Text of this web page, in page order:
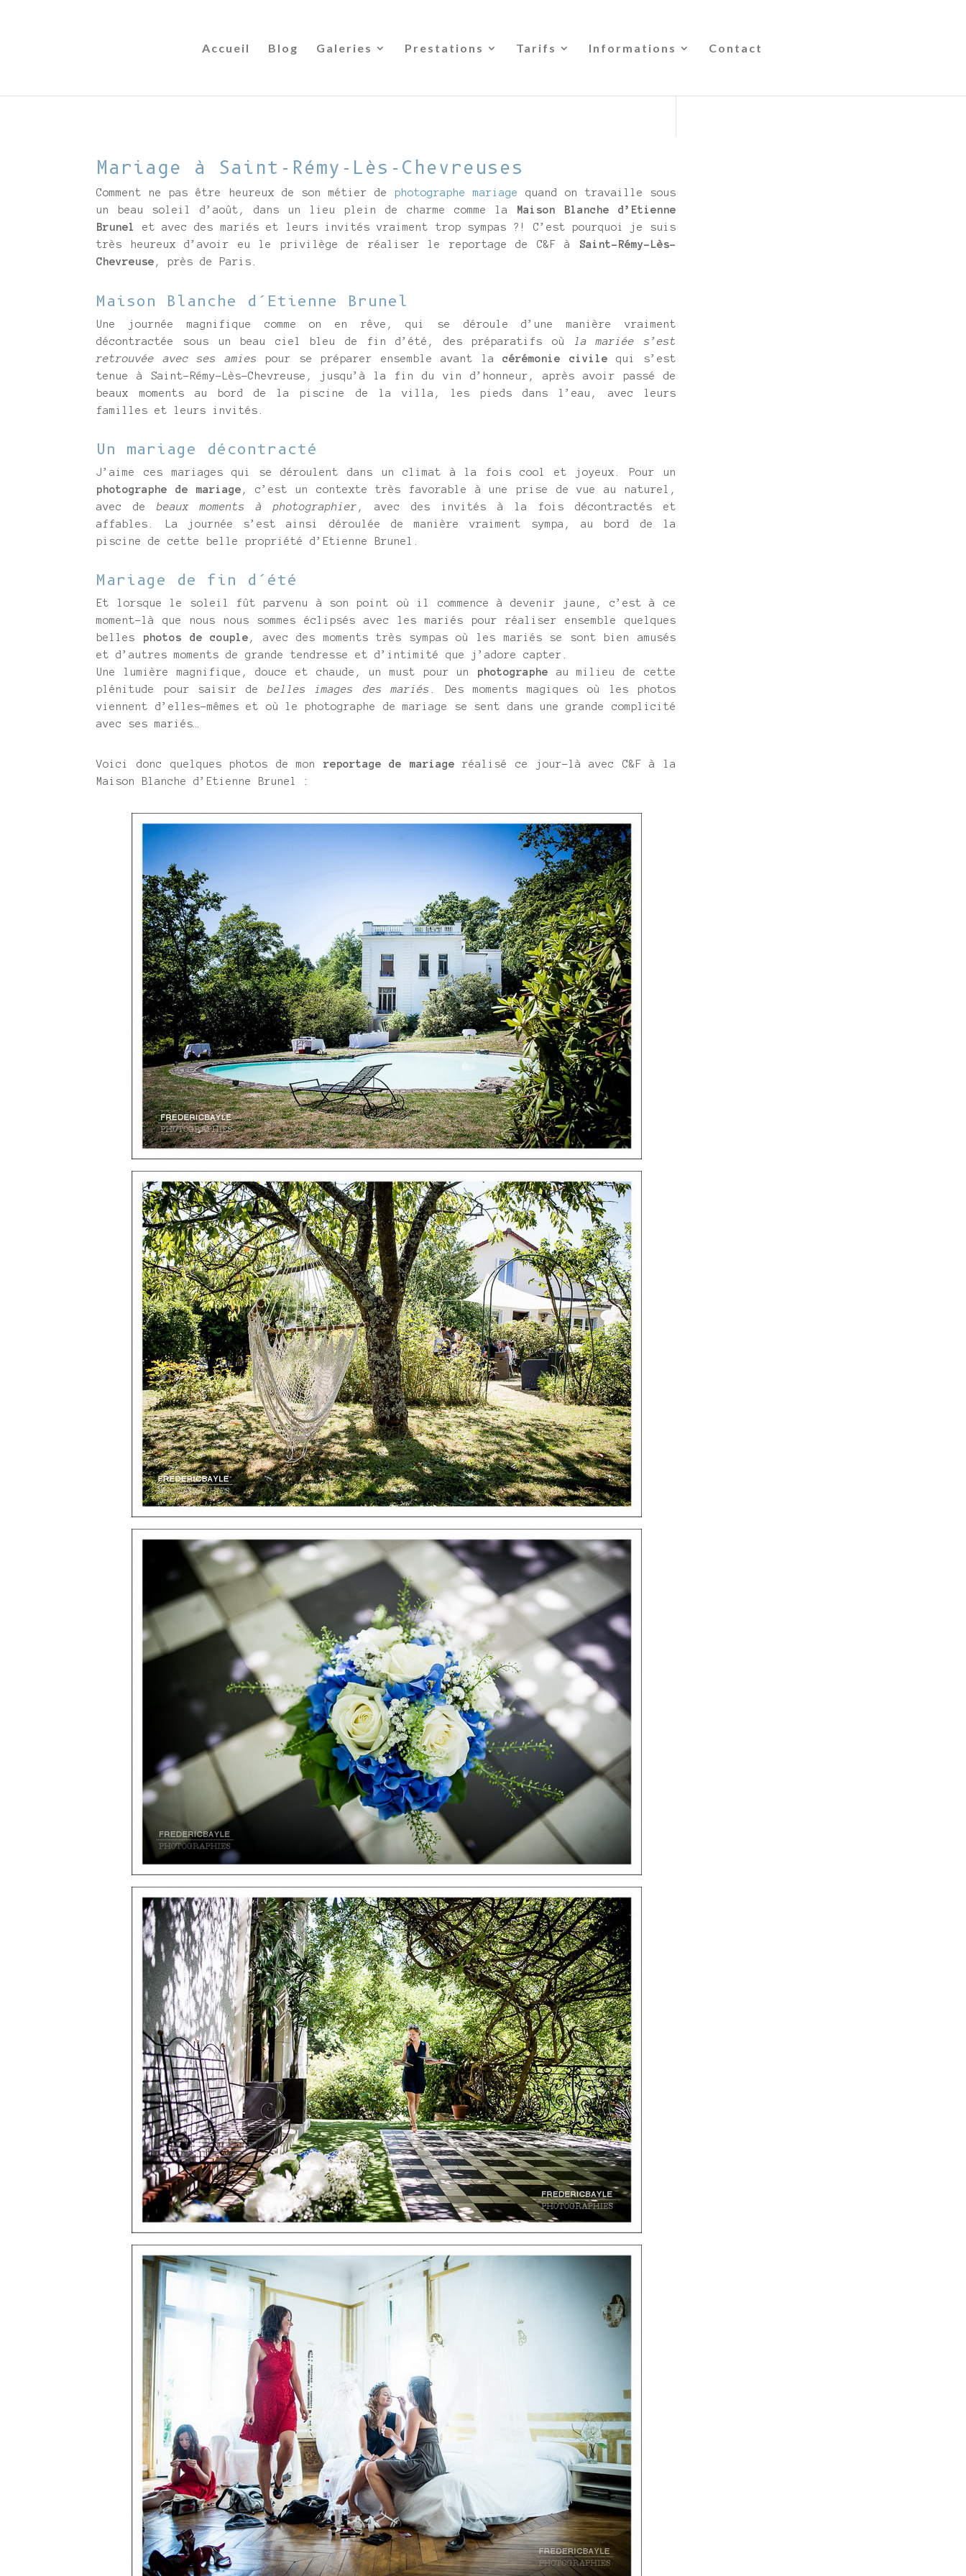
Accueil Blog Galeries Prestations Tarifs Informations Contact
Mariage à Saint-Rémy-Lès-Chevreuses
Comment ne pas être heureux de son métier de photographe mariage
quand on travaille sous
un beau soleil d’août, dans un lieu plein de charme comme la
Maison Blanche d’Etienne
Brunel
et avec des mariés et leurs invités vraiment trop sympas ?! C’est pourquoi je suis
très heureux d’avoir eu le privilège de réaliser le reportage de C&F à Saint-Rémy-Lès-
Chevreuse , près de Paris.
Maison Blanche d’Etienne Brunel
Une journée magnifique comme on en rêve, qui se déroule d’une manière vraiment
décontractée sous un beau ciel bleu de fin d’été, des préparatifs où
la mariée s’est
retrouvée avec ses amies
pour se préparer ensemble avant lacérémonie civile qui s’est
tenue à Saint-Rémy-Lès-Chevreuse, jusqu’à la fin du vin d’honneur, après avoir passé de
beaux moments au bord de la piscine de la villa, les pieds dans l’eau, avec leurs
familles et leurs invités.
Un mariage décontracté
J’aime ces mariages qui se déroulent dans un climat à la fois cool et joyeux. Pour un
photographe de mariage , c’est un contexte très favorable à une prise de vue au naturel,
avec debeaux moments à photographier , avec des invités à la fois décontractés et
affables. La journée s’est ainsi déroulée de manière vraiment sympa, au bord de la
piscine de cette belle propriété d’Etienne Brunel.
Mariage de fin d’été
Et lorsque le soleil fût parvenu à son point où il commence à devenir jaune, c’est à ce
moment-là que nous nous sommes éclipsés avec les mariés pour réaliser ensemble quelques
belles photos de couple , avec des moments très sympas où les mariés se sont bien amusés
et d’autres moments de grande tendresse et d’intimité que j’adore capter.
Une lumière magnifique, douce et chaude, un must pour un photographe au milieu de cette
plénitude pour saisir debelles images des mariés
. Des moments magiques où les photos
viennent d’elles-mêmes et où le photographe de mariage se sent dans une grande complicité
avec ses mariés…
Voici donc quelques photos de mon reportage de mariage réalisé ce jour-là avec C&F à la
Maison Blanche d’Etienne Brunel :